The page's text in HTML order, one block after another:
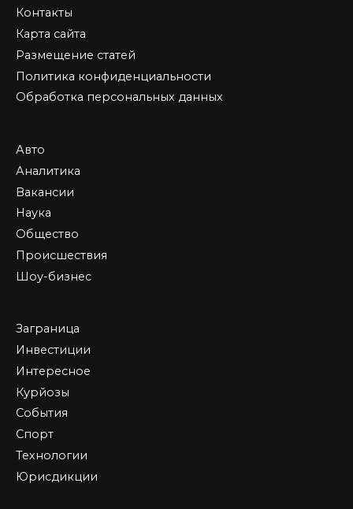
Контакты
Карта сайта
Размещение статей
Политика конфиденциальности
Обработка персональных данных
Авто
Аналитика
Вакансии
Наука
Общество
Происшествия
Шоу-бизнес
Заграница
Инвестиции
Интересное
Курйозы
События
Спорт
Технологии
Юрисдикции